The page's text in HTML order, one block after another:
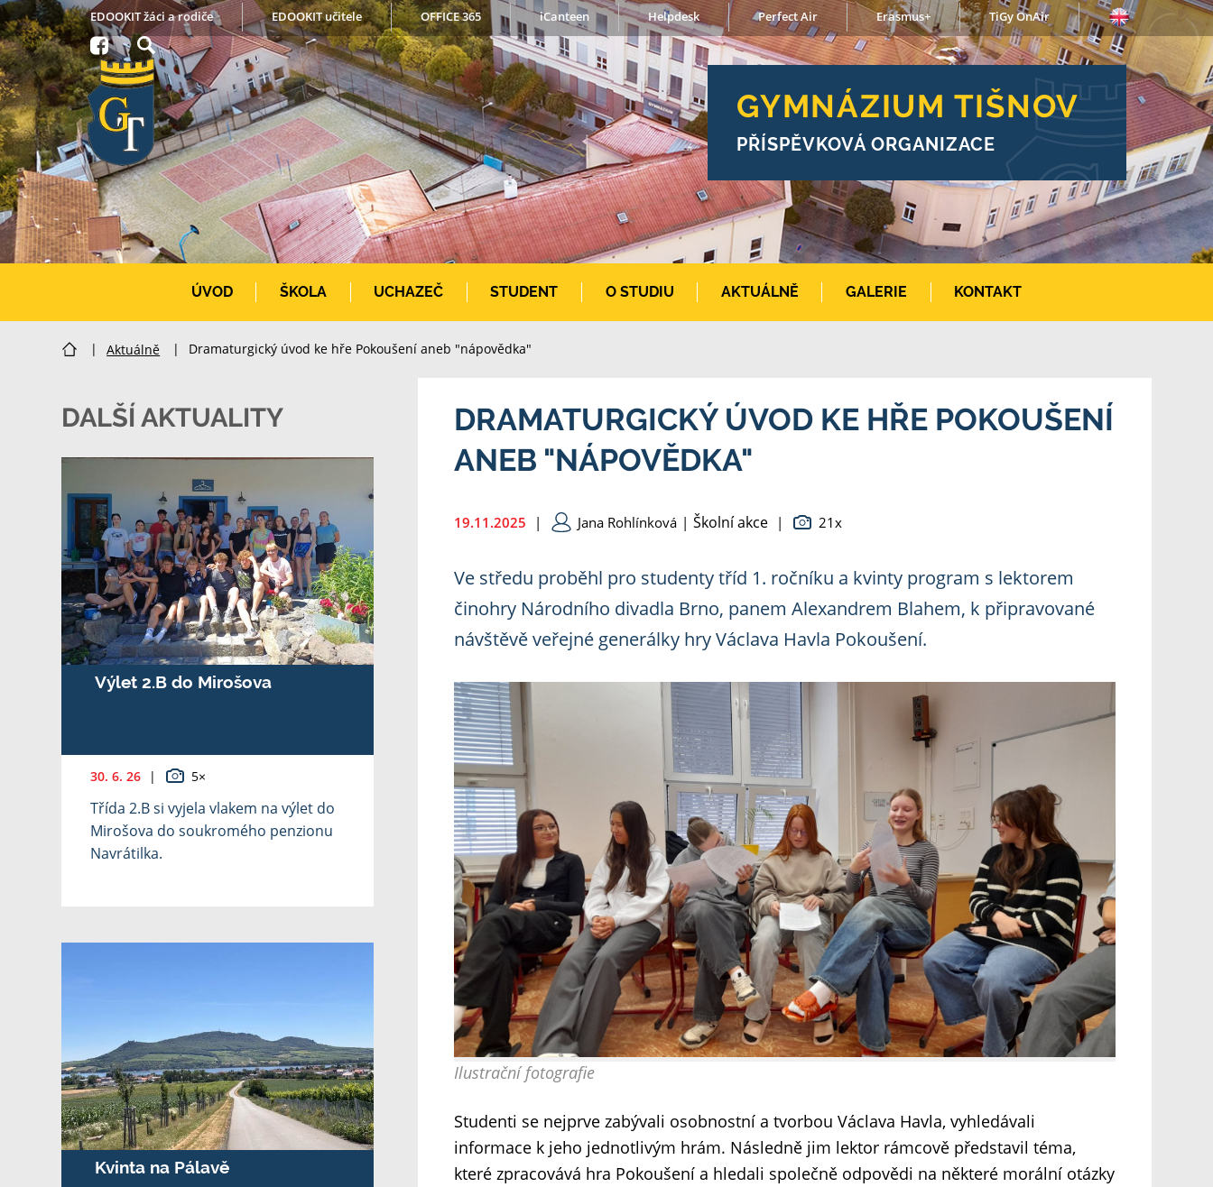
GYMNÁZIUM TIŠNOV
PŘÍSPĚVKOVÁ ORGANIZACE
EDOOKIT žáci a rodiče EDOOKIT učitele OFFICE 365 iCanteen Helpdesk Perfect Air Erasmus+ TiGy OnAir
ÚVOD ŠKOLA UCHAZEČ STUDENT O STUDIU AKTUÁLNĚ GALERIE KONTAKT
| Aktuálně | Dramaturgický úvod ke hře Pokoušení aneb "nápovědka"
DRAMATURGICKÝ ÚVOD KE HŘE POKOUŠENÍ
ANEB "NÁPOVĚDKA"
19.11.2025 | Jana Rohlínková | Školní akce | 21x
Ve středu proběhl pro studenty tříd 1. ročníku a kvinty program s lektorem
činohry Národního divadla Brno, panem Alexandrem Blahem, k připravované
návštěvě veřejné generálky hry Václava Havla Pokoušení.
Ilustrační fotografie
Studenti se nejprve zabývali osobnostní a tvorbou Václava Havla, vyhledávali
informace k jeho jednotlivým hrám. Následně jim lektor rámcově představil téma,
které zpracovává hra Pokoušení a hledali společně odpovědi na některé morální otázky
DALŠÍ AKTUALITY
Výlet 2.B do Mirošova
30. 6. 26 | 5×
Třída 2.B si vyjela vlakem na výlet do
Mirošova do soukromého penzionu
Navrátilka.
Kvinta na Pálavě